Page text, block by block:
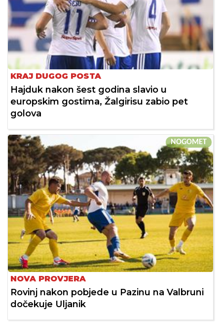
KRAJ DUGOG POSTA
Hajduk nakon šest godina slavio u
europskim gostima, Žalgirisu zabio pet
golova
NOGOMET
NOVA PROVJERA
Rovinj nakon pobjede u Pazinu na Valbruni
dočekuje Uljanik